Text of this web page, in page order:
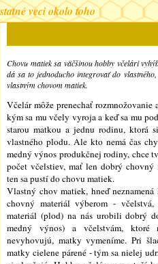
veci okolo toho
Chovu matiek sa väčšinou hobby včelári
dá sa to jednoducho integrovať do
vlastným chovom matiek.
Včelár môže prenechať
kým sa mu včely vyroja a keď sa mu
starou matkou a jednu rodinu, ktorá
vlastného plodu. Ale kto nemá čas
medný výnos produkčnej rodiny, chce
počet včelstiev, mať len dobrý chovný
ten sa pustí do chovu matiek.
Vlastný chov matiek, hneď
chovný materiál výberom -
materiál (plod) na nás urobili dobrý
medný výnos) a včelstvám, ktoré
nevyhovujú, matky vymeníme. Pri
matky cielene párené - tým sa nielej